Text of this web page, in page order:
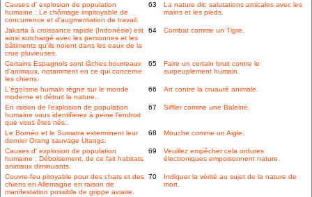
Causes d' explosion de population
humaine : Le chômage impitoyable de
concurrence et d'augmentation de travail.
63
La nature dit: salutations amicales avec les
mains et les pieds.
Jakarta à croissance rapide (Indonésie) est
ainsi surchargé avec les personnes et les
bâtiments qu'ils noient dans les eaux de la
crue pluvieuses.
64 Combat comme un Tigre.
Certains Espagnols sont lâches bourreaux
d'animaux, notamment en ce qui concerne
les chiens.
65
Faire un certain bruit contre le
surpeuplement humain.
L'égoïsme humain règne sur le monde
moderne et détruit la nature..
66 Art contre la cruauté animale.
En raison de l'explosion de population
humaine vous identifierez à peine l'endroit
que vous êtes nés..
67 Siffler comme une Baleine.
Le Bornéo et le Sumatra exterminent leur
dernier Orang sauvage Utangs.
68 Mouche comme un Aigle.
Causes d' explosion de population
humaine : Déboisement, de ce fait habitats
animaux diminuants.
69
Veuillez empêcher cela ordures
électroniques empoisonnent nature.
Couvre-feu pitoyable pour des chats et des
chiens en Allemagne en raison de
manifestation possible de grippe aviaire.
70
Indiquer la vérité au sujet de la nature de
mort.